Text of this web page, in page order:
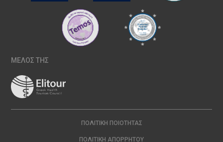
ΜΕΛΟΣ ΤΗΣ
ΠΟΛΙΤΙΚΉ ΠΟΙΌΤΗΤΑΣ
ΠΟΛΙΤΙΚΉ ΑΠΟΡΡΉΤΟΥ